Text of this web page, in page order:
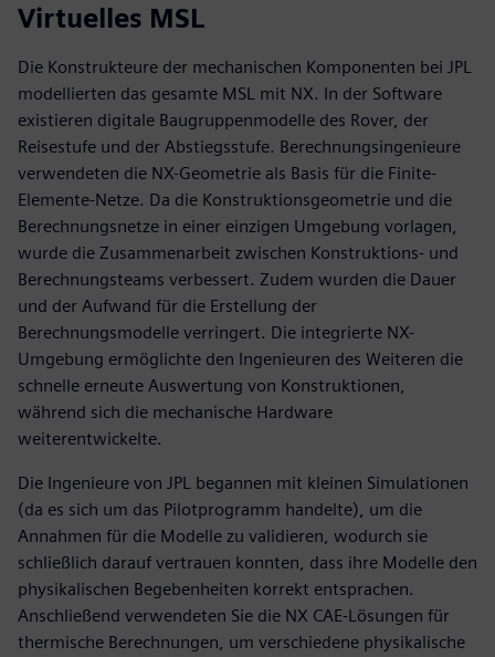
Virtuelles MSL
Die Konstrukteure der mechanischen Komponenten bei JPL
modellierten das gesamte MSL mit NX. In der Software
existieren digitale Baugruppenmodelle des Rover, der
Reisestufe und der Abstiegsstufe. Berechnungsingenieure
verwendeten die NX-Geometrie als Basis für die Finite-
Elemente-Netze. Da die Konstruktionsgeometrie und die
Berechnungsnetze in einer einzigen Umgebung vorlagen,
wurde die Zusammenarbeit zwischen Konstruktions- und
Berechnungsteams verbessert. Zudem wurden die Dauer
und der Aufwand für die Erstellung der
Berechnungsmodelle verringert. Die integrierte NX-
Umgebung ermöglichte den Ingenieuren des Weiteren die
schnelle erneute Auswertung von Konstruktionen,
während sich die mechanische Hardware
weiterentwickelte.
Die Ingenieure von JPL begannen mit kleinen Simulationen
(da es sich um das Pilotprogramm handelte), um die
Annahmen für die Modelle zu validieren, wodurch sie
schließlich darauf vertrauen konnten, dass ihre Modelle den
physikalischen Begebenheiten korrekt entsprachen.
Anschließend verwendeten Sie die NX CAE-Lösungen für
thermische Berechnungen, um verschiedene physikalische